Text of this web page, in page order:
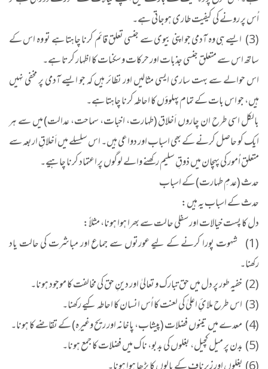
اُس پر رونے کی کیفیت طاری ہوجاتی ہے۔
(3) ایسے ہی وہ آدمی جو اپنی بیوی سے جنسی تعلق قائم کرنا چاہتا ہے تو وہ اس کے
ساتھ اس سے متعلق جنسی جذبات اور حرکات و سکنات کا اظہار کرتا ہے۔
اس حوالے سے بہت ساری ایسی مثالیں اور نظائر ہیں کہ جو ایسے آدمی پر مخفی نہیں
ہیں، جو اس بات کے تمام پہلوؤں کا احاطہ کرنا چاہتا ہے۔
بالکل اسی طرح ان چاروں اَخلاق (طہارت، اخبات، سماحت، عدالت) میں سے ہر
ایک کو حاصل کرنے کے بھی اسباب اور دواعی ہیں۔ اس سلسلے میں اَخلاقِ اربعہ سے
متعلق اُمور کی پہچان میں ذوقِ سلیم رکھنے والے لوگوں پر اعتماد کرنا چاہیے۔
حدث (عدمِ طہارت) کے اسباب
حدث کے اسباب یہ ہیں:
دل کا پست خیالات اور سفلی حالت سے بھرا ہوا ہونا، مثلاً:
(1) شہوت پورا کرنے کے لیے عورتوں سے جماع اور مباشرت کی حالت یاد
رکھنا۔
(2) خفیہ طور پر دل میں حق تبارک و تعالیٰ اور دینِ حق کی مخالفت کا موجود ہونا۔
(3) اس طرح ملائِ اعلیٰ کی لعنت کا اُس انسان کا احاطہ کیے رکھنا۔
(4) معدے میں تینوں فضلات (پیشاب، پاخانہ اور ریح وغیرہ) کے تقاضے کا ہونا۔
(5) بدن پر میل کچیل، بغلوں کی بدبو، ناک میں فضلات کا جمع ہونا۔